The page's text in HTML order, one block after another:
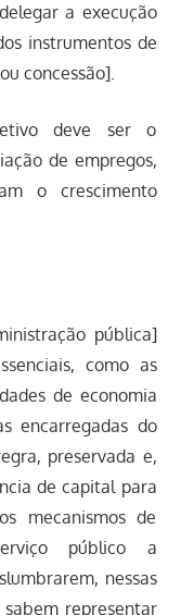
a execução
instrumentos de
concessão].
deve ser o
de empregos,
o crescimento
pública]
como as
de economia
encarregadas do
preservada e,
de capital para
mecanismos de
público a
nessas
representar